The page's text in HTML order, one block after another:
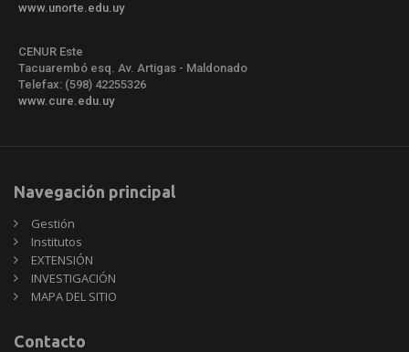
www.unorte.edu.uy
CENUR Este
Tacuarembó esq. Av. Artigas - Maldonado
Telefax: (598) 42255326
www.cure.edu.uy
Navegación principal
Gestión
Institutos
EXTENSIÓN
INVESTIGACIÓN
MAPA DEL SITIO
Contacto